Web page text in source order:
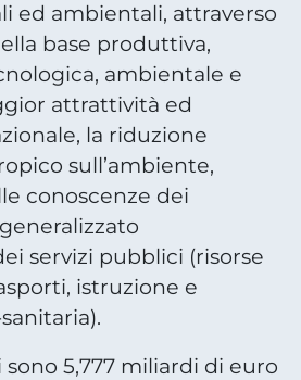
ed ambientali, attraverso
base produttiva,
ambientale e
attrattività ed
la riduzione
sull’ambiente,
conoscenze dei
servizi pubblici (risorse
istruzione e
5,777 miliardi di euro